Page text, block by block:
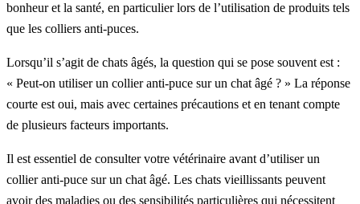
bonheur et la santé, en particulier lors de l’utilisation de produits tels
que les colliers anti-puces.
Lorsqu’il s’agit de chats âgés, la question qui se pose souvent est :
« Peut-on utiliser un collier anti-puce sur un chat âgé ? » La réponse
courte est oui, mais avec certaines précautions et en tenant compte
de plusieurs facteurs importants.
Il est essentiel de consulter votre vétérinaire avant d’utiliser un
collier anti-puce sur un chat âgé. Les chats vieillissants peuvent
avoir des maladies ou des sensibilités particulières qui nécessitent